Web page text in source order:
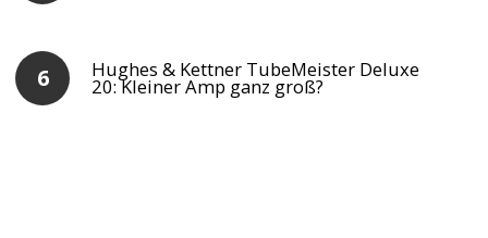
Hughes & Kettner TubeMeister Deluxe
20: Kleiner Amp ganz groß?